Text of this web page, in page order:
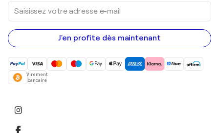
Saisissez
votre
adresse
e-
mail
J'en profite dès maintenant
Virement
bancaire